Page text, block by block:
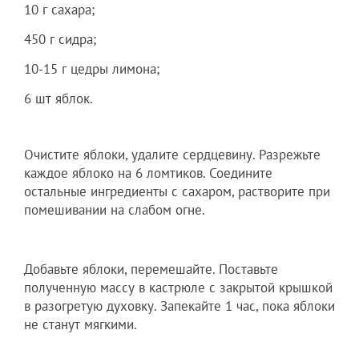
10 г сахара;
450 г сидра;
10-15 г цедры лимона;
6 шт яблок.
Очистите яблоки, удалите сердцевину. Разрежьте
каждое яблоко на 6 ломтиков. Соедините
остальные ингредиенты с сахаром, растворите при
помешивании на слабом огне.
Добавьте яблоки, перемешайте. Поставьте
полученную массу в кастрюле с закрытой крышкой
в разогретую духовку. Запекайте 1 час, пока яблоки
не станут мягкими.